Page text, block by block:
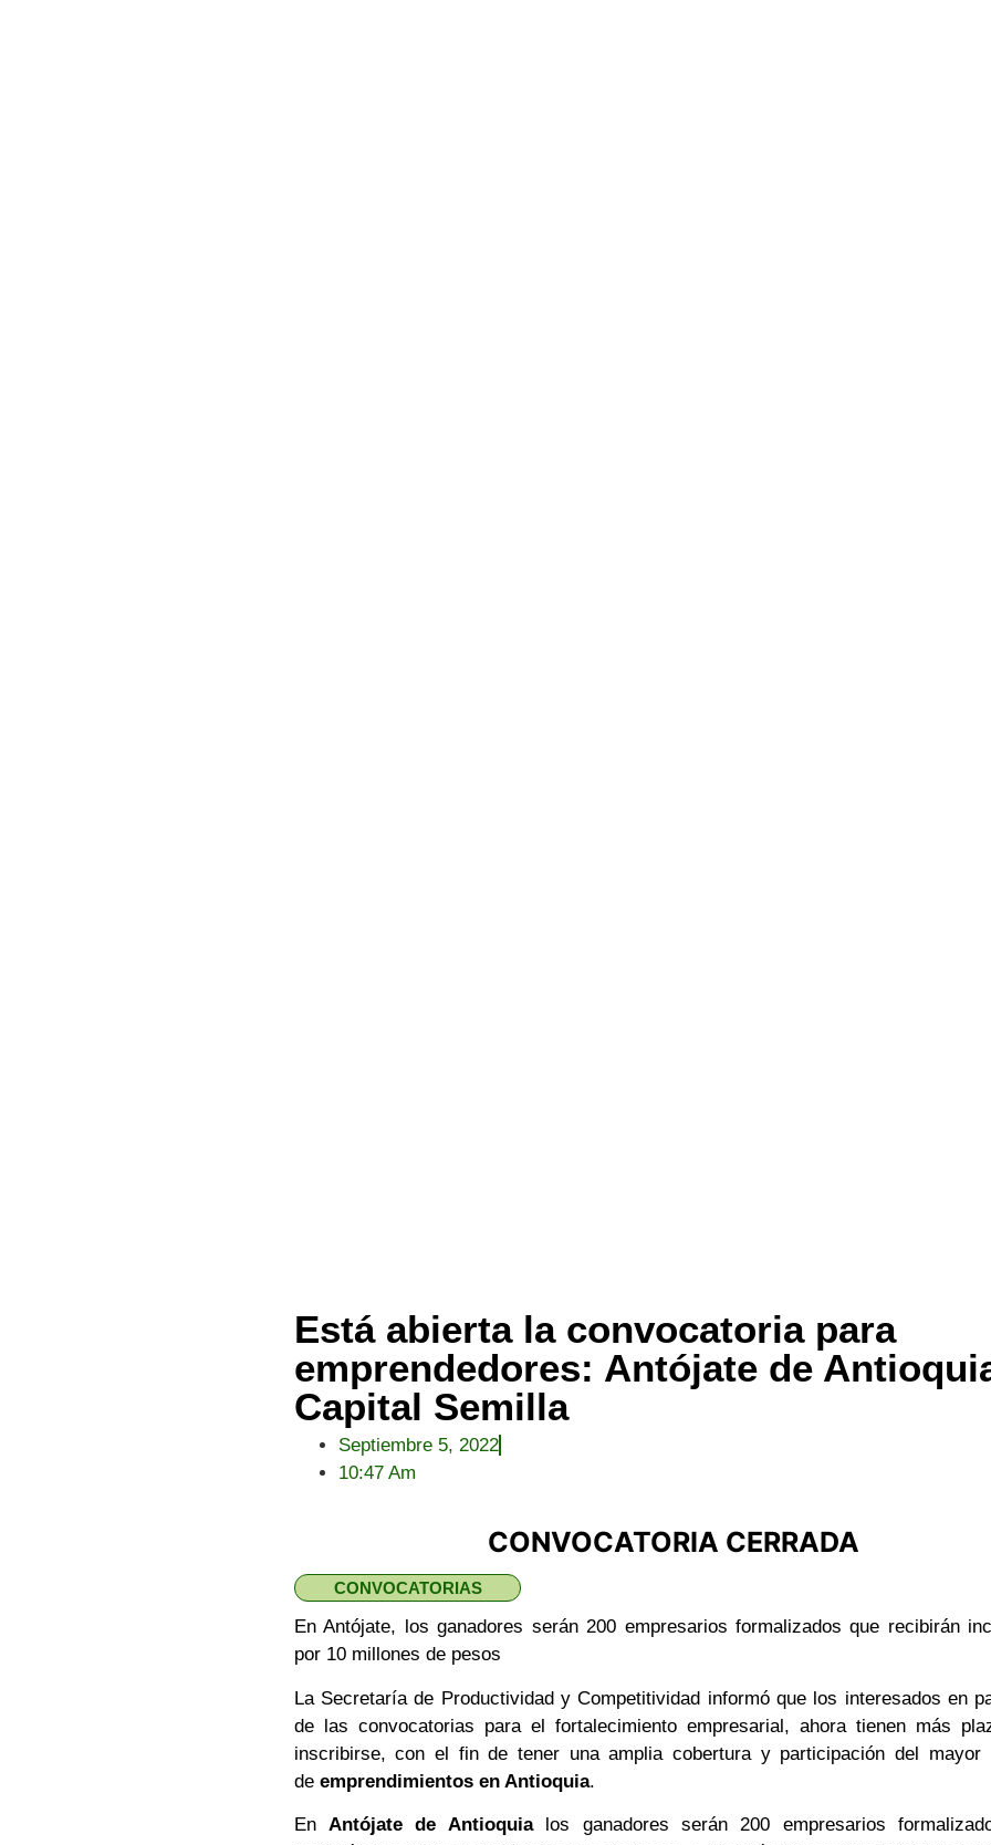
Está abierta la convocatoria para
emprendedores: Antójate de
Capital Semilla
Septiembre 5, 2022
10:47 Am
CONVOCATORIA CERRADA
CONVOCATORIAS
En Antójate, los ganadores serán 200 empresarios formalizados que recibirán
por 10 millones de pesos
La Secretaría de Productividad y Competitividad informó que los interesados en
de las convocatorias para el fortalecimiento empresarial, ahora tienen más
inscribirse, con el fin de tener una amplia cobertura y participación del mayor
de emprendimientos en Antioquia.
EnAntójate de Antioquialos ganadores serán 200 empresarios